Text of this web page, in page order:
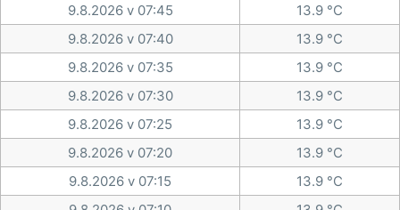
9.8.2026 v 07:45
13.9 °C
9.8.2026 v 07:40
13.9 °C
9.8.2026 v 07:35
13.9 °C
9.8.2026 v 07:30
13.9 °C
9.8.2026 v 07:25
13.9 °C
9.8.2026 v 07:20
13.9 °C
9.8.2026 v 07:15
13.9 °C